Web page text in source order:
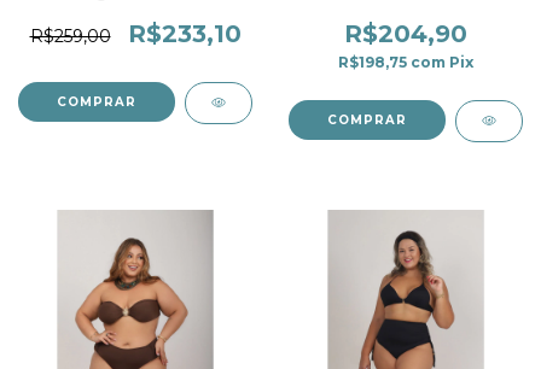
R$259,00
R$233,10
COMPRAR
R$204,90
R$198,75 com Pix
COMPRAR